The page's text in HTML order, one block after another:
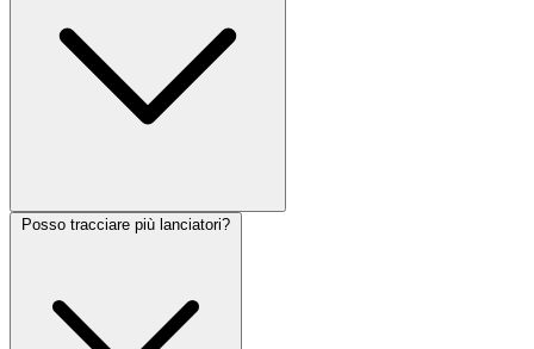
Posso tracciare più lanciatori?